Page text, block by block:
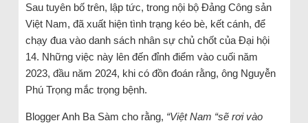
Sau tuyên bố trên, lập tức, trong nội bộ Đảng Công sản
Việt Nam, đã xuất hiện tình trạng kéo bè, kết cánh, để
chạy đua vào danh sách nhân sự chủ chốt của Đại hội
14. Những việc này lên đến đỉnh điểm vào cuối năm
2023, đầu năm 2024, khi có đồn đoán rằng, ông Nguyễn
Phú Trọng mắc trọng bệnh.
Blogger Anh Ba Sàm cho rằng, “Việt Nam “sẽ rơi vào